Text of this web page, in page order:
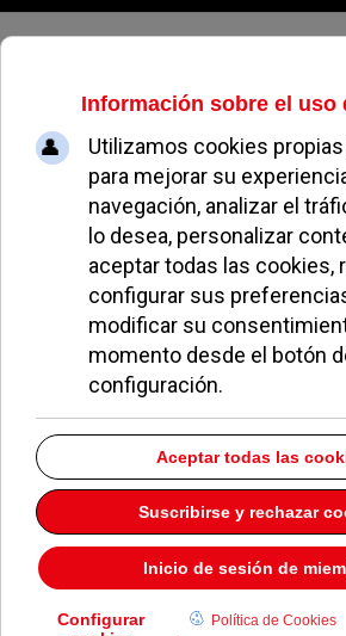
Domingo, 09 de agosto de
¿Cuántos “likes”
en TikTok para ganar
MIGUEL MUÑOZ SOCIEDAD 07 AGOSTO